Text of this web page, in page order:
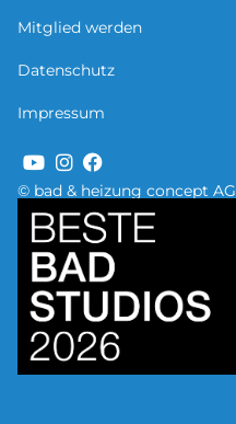
© bad & heizung concept AG
Mitglied werden
Datenschutz
Impressum